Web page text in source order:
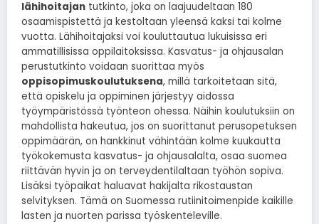
lähihoitajan tutkinto, joka on laajuudeltaan 180
osaamispistettä ja kestoltaan yleensä kaksi tai kolme
vuotta. Lähihoitajaksi voi kouluttautua lukuisissa eri
ammatillisissa oppilaitoksissa. Kasvatus- ja ohjausalan
perustutkinto voidaan suorittaa myös
oppisopimuskoulutuksena, millä tarkoitetaan sitä,
että opiskelu ja oppiminen järjestyy aidossa
työympäristössä työnteon ohessa. Näihin koulutuksiin on
mahdollista hakeutua, jos on suorittanut perusopetuksen
oppimäärän, on hankkinut vähintään kolme kuukautta
työkokemusta kasvatus- ja ohjausalalta, osaa suomea
riittävän hyvin ja on terveydentilaltaan työhön sopiva.
Lisäksi työpaikat haluavat hakijalta rikostaustan
selvityksen. Tämä on Suomessa rutiinitoimenpide kaikille
lasten ja nuorten parissa työskenteleville.